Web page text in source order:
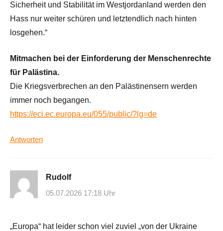
Sicherheit und Stabilität im Westjordanland werden den
Hass nur weiter schüren und letztendlich nach hinten
losgehen.“
Mitmachen bei der Einforderung der Menschenrechte
für Palästina.
Die Kriegsverbrechen an den Palästinensern werden
immer noch begangen.
https://eci.ec.europa.eu/055/public/?lg=de
Antworten
Rudolf
05.07.2026 17:18 Uhr
„Europa“ hat leider schon viel zuviel „von der Ukraine